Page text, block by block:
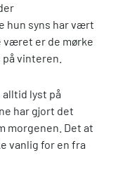
hun syns har vært
været er de mørke
vinteren.
alltid lyst på
har gjort det
morgenen. Det at
vanlig for en fra